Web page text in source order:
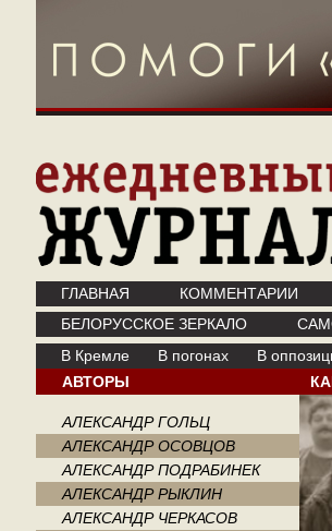
ГЛАВНАЯ КОММЕНТАРИИ
БЕЛОРУССКОЕ ЗЕРКАЛО
В Кремле
В погонах В
АВТОРЫ
АЛЕКСАНДР ГОЛЬЦ
АЛЕКСАНДР ОСОВЦОВ
АЛЕКСАНДР ПОДРАБИНЕК
АЛЕКСАНДР РЫКЛИН
АЛЕКСАНДР ЧЕРКАСОВ